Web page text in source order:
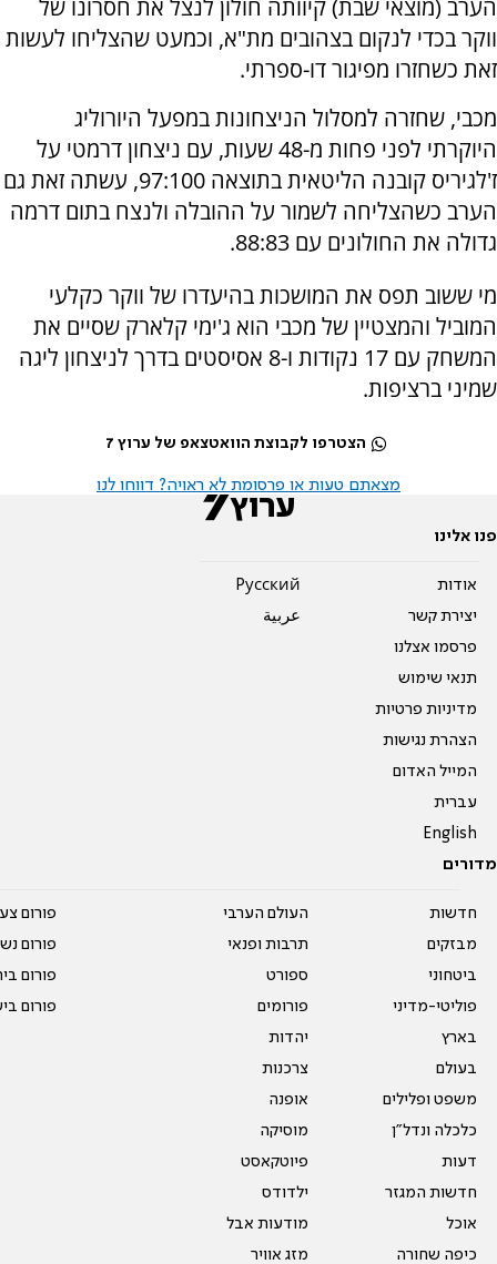
הערב (מוצאי שבת) קיוותה חולון לנצל את חסרונו של
ווקר בכדי לנקום בצהובים מת"א, וכמעט שהצליחו לעשות
זאת כשחזרו מפיגור דו-ספרתי.
מכבי, שחזרה למסלול הניצחונות במפעל היורוליג
היוקרתי לפני פחות מ-48 שעות, עם ניצחון דרמטי על
ז'לגיריס קובנה הליטאית בתוצאה 97:100, עשתה זאת גם
הערב כשהצליחה לשמור על ההובלה ולנצח בתום דרמה
גדולה את החולונים עם 88:83.
מי ששוב תפס את המושכות בהיעדרו של ווקר כקלעי
המוביל והמצטיין של מכבי הוא ג'ימי קלארק שסיים את
המשחק עם 17 נקודות ו-8 אסיסטים בדרך לניצחון ליגה
שמיני ברציפות.
הצטרפו לקבוצת הוואטצאפ של ערוץ 7
מצאתם טעות או פרסומת לא ראויה? דווחו לנו
פנו אלינו
אודות
יצירת קשר
פרסמו אצלנו
תנאי שימוש
מדיניות פרטיות
הצהרת נגישות
המייל האדום
עברית
English
Pусский
عربية
מדורים
חדשות
מבזקים
ביטחוני
פוליטי-מדיני
בארץ
בעולם
משפט ופלילים
כלכלה ונדל"ן
דעות
חדשות המגזר
אוכל
כיפה שחורה
העולם הערבי
תרבות ופנאי
ספורט
פורומים
יהדות
צרכנות
אופנה
מוסיקה
פיוטקאסט
ילדודס
מודעות אבל
מזג אוויר
פורום
פורום
פורום
פורום